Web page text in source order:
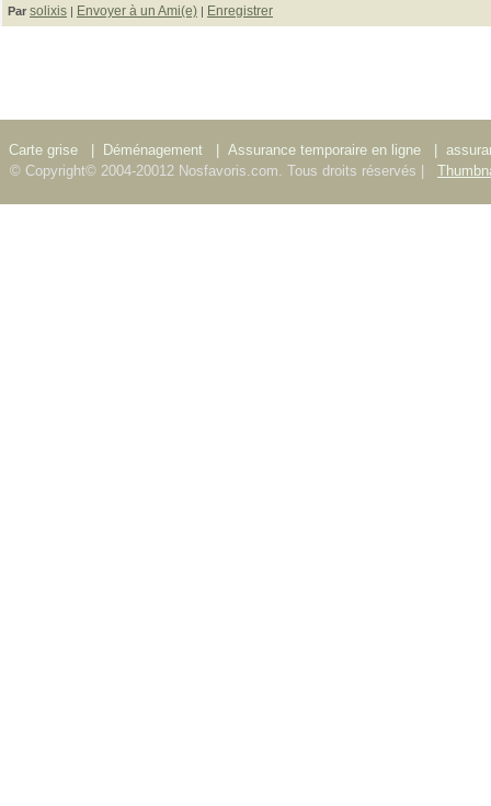
Par solixis | Envoyer à un Ami(e) | Enregistrer
Carte grise Déménagement Assurance temporaire en ligne
© Copyright© 2004-20012 Nosfavoris.com. Tous droits réservés |